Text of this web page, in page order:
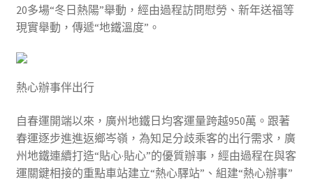
20多場“冬日熱陽”舉動，經由過程訪問慰勞、新年送福等
現實舉動，傳遞“地鐵溫度”。
熱心辦事伴出行
自春運開端以來，廣州地鐵日均客運量跨越950萬。跟著
春運逐步進進返鄉岑嶺，為知足分歧乘客的出行需求，廣
州地鐵連續打造“貼心·貼心”的優質辦事，經由過程在與客
運關鍵相接的重點車站建立“熱心驛站”、組建“熱心辦事”